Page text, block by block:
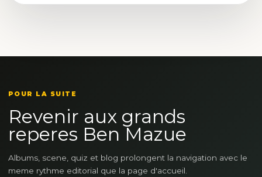
POUR LA SUITE
Revenir aux grands
reperes Ben Mazue
Albums, scene, quiz et blog prolongent la navigation avec le
meme rythme editorial que la page d'accueil.